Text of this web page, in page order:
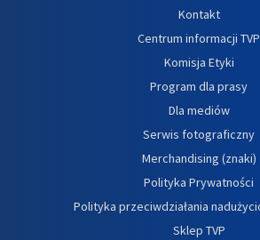
Kontakt
Centrum informacji TVP
Komisja Etyki
Program dla prasy
Dla mediów
Serwis fotograficzny
Merchandising (znaki)
Polityka Prywatności
Polityka przeciwdziałania
Sklep TVP